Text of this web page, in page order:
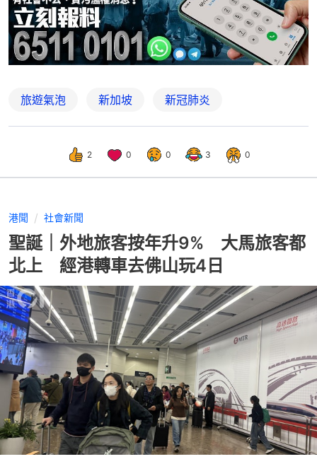
旅遊氣泡 新加坡 新冠肺炎
2 0 0 3 0
港聞 社會新聞
聖誕｜外地旅客按年升9% 大馬旅客都
北上 經港轉車去佛山玩4日